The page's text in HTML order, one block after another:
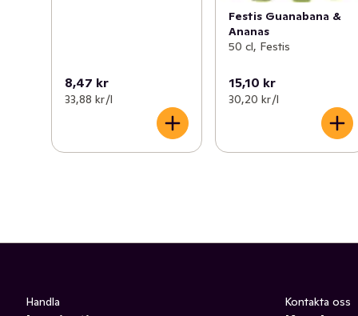
8,47 kr
33,88 kr /l
Festis Guanabana &
Ananas
50 cl, Festis
15,10 kr
30,20 kr /l
Handla Kontakta oss